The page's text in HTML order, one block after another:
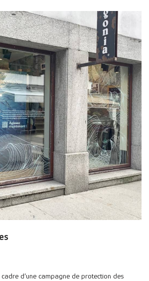
d’une campagne de protection des